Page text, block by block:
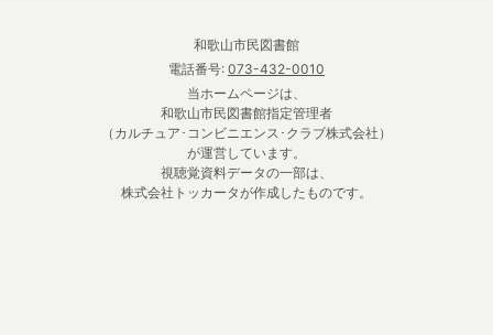
和歌山市民図書館
電話番号: 073-432-0010
当ホームページは、
和歌山市民図書館指定管理者
（カルチュア･コンビニエンス･クラブ株式会社）
が運営しています。
視聴覚資料データの一部は、
株式会社トッカータが作成したものです。